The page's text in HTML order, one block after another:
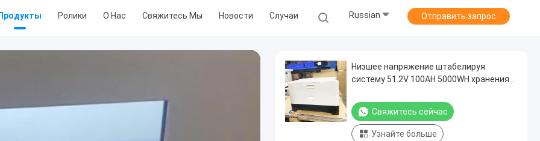
Ролики О Нас Свяжитесь Мы Новости Случаи Russian Отправить запрос
Низшее напряжение штабелируя
систему 51.2V 100AH 5000WH хранения
Свяжитесь сейчас
Узнайте больше